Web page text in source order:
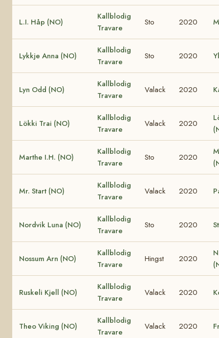
L.I. Håp (NO)
Kallblodig
Travare
Sto 2020
Lykkje Anna (NO)
Kallblodig
Travare
Sto 2020
Lyn Odd (NO)
Kallblodig
Travare
Valack 2020
Lökki Trai (NO)
Kallblodig
Travare
Valack 2020
Marthe I.H. (NO)
Kallblodig
Travare
Sto 2020
Mr. Start (NO)
Kallblodig
Travare
Valack 2020
Nordvik Luna (NO)
Kallblodig
Travare
Sto 2020
Nossum Arn (NO)
Kallblodig
Travare
Hingst 2020
Ruskeli Kjell (NO)
Kallblodig
Travare
Valack 2020
Theo Viking (NO)
Kallblodig
Travare
Valack 2020